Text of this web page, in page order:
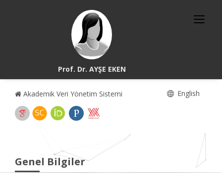
Prof. Dr. AYŞE EKEN
Akademik Veri Yönetim Sistemi English
Genel Bilgiler